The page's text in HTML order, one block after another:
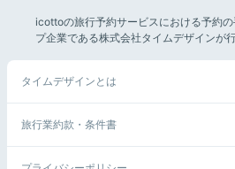
icottoの旅行予約サービスにおける予約
プ企業である株式会社タイムデザインが行
タイムデザインとは
旅行業約款・条件書